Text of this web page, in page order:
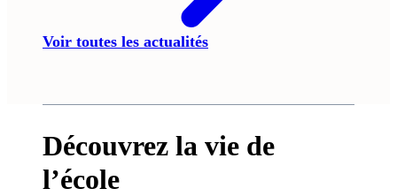
Voir toutes les actualités
Découvrez la vie de
l’école